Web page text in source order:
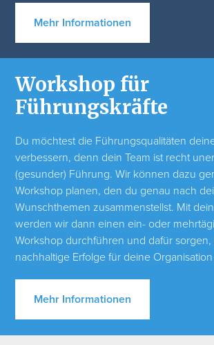
Mehr Informationen
Workshop für
Führungskräfte
Du möchtest die Führungsqualitäten
verbessern, denn dein Team ist recht
(gesunder) Führung. Wir können dazu
Workshop planen, den du genau nach
Wunschthemen zusammenstellst. Mit
werden wir dann einen ein- oder
Workshop durchführen und dafür sorgen,
nachhaltige Erfolge für deine
Mehr Informationen